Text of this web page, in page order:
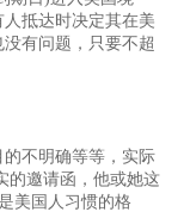
抵达时决定其在美
有问题，只要不超
不明确等等，实际
的邀请函，他或她这
美国人习惯的格